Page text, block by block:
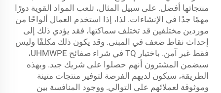
منتجاتها أفضل. على سبيل المثال، تلعب المواد القوية دورًا
مهمًا جدًا في الإنشاءات. لذا، إذا استخدم العمال ألواحًا من
موردين مختلفين قد تختلف سماكتها، فقد يؤدي ذلك إلى
إحداث نقاط ضعف في المبنى. وقد يكون ذلك مكلفًا وليس
فقط غير آمن. باختيار TQ في شراء صفائح UHMWPE،
سيضمن المشترون أنهم حصلوا على شريك جيد. وبهذه
الطريقة، سيكون لديهم الفرصة لتوفير منتجات متينة
وموثوقة لعملائهم على التوالي. ووجود المنافسة بين